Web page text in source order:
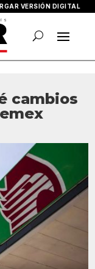
VERSIÓN DIGITAL
cambios